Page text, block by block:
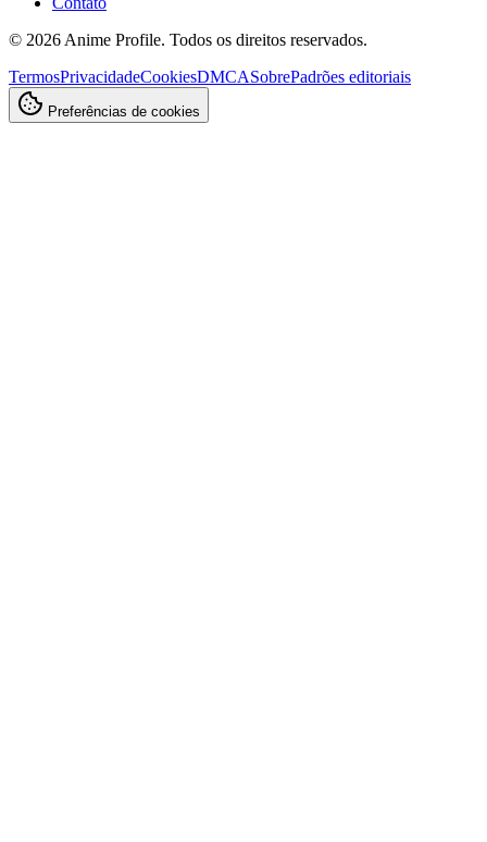
© 2026 Anime Profile. Todos os direitos reservados.
TermosPrivacidadeCookiesDMCASobrePadrões editoriais
Preferências de cookies